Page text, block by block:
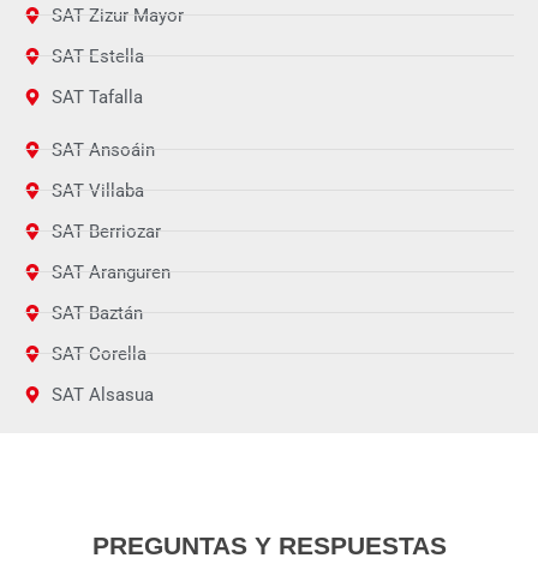
SAT Zizur Mayor
SAT Estella
SAT Tafalla
SAT Ansoáin
SAT Villaba
SAT Berriozar
SAT Aranguren
SAT Baztán
SAT Corella
SAT Alsasua
PREGUNTAS Y RESPUESTAS